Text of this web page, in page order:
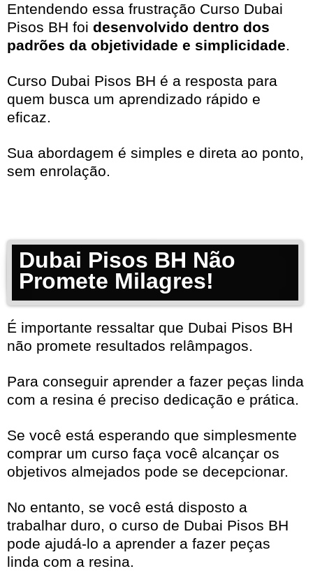
Entendendo essa frustração Curso Dubai
Pisos BH foi desenvolvido dentro dos
padrões da objetividade e simplicidade.
Curso Dubai Pisos BH é a resposta para
quem busca um aprendizado rápido e
eficaz.
Sua abordagem é simples e direta ao ponto,
sem enrolação.
Dubai Pisos BH Não
Promete Milagres!
É importante ressaltar que Dubai Pisos BH
não promete resultados relâmpagos.
Para conseguir aprender a fazer peças linda
com a resina é preciso dedicação e prática.
Se você está esperando que simplesmente
comprar um curso faça você alcançar os
objetivos almejados pode se decepcionar.
No entanto, se você está disposto a
trabalhar duro, o curso de Dubai Pisos BH
pode ajudá-lo a aprender a fazer peças
linda com a resina.